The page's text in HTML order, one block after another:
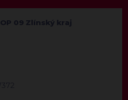
09 Zlínský kraj